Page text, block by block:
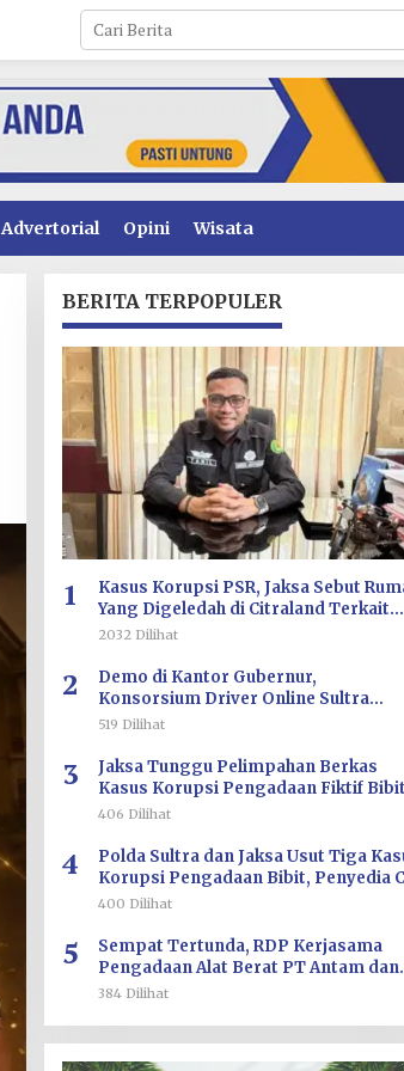
Advertorial Opini Wisata
BERITA TERPOPULER
1
Kasus Korupsi PSR, Jaksa Sebut
Yang Digeledah di Citraland Terkait
Saksi AA
2032 Dilihat
2
Demo di Kantor Gubernur,
Konsorsium Driver Online Sultra
Tuntut Evaluasi Tarif dan Pengawasan
519 Dilihat
3
Jaksa Tunggu Pelimpahan Berkas
Kasus Korupsi Pengadaan Fiktif Bibit
CV Wahana Multi Cipta Rp26 Miliar
406 Dilihat
4
Polda Sultra dan Jaksa Usut Tiga
Korupsi Pengadaan Bibit, Penyedia
Wahana Multi Cipta Terperiksa
400 Dilihat
5
Sempat Tertunda, RDP Kerjasama
Pengadaan Alat Berat PT Antam dan
PT SJS Besok Digelar di DPRD Sultra
384 Dilihat